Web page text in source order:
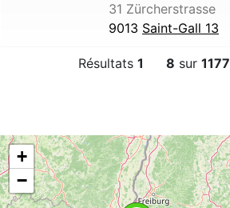
31 Zürcherstrasse
9013 Saint-Gall 13
Résultats 1 8 sur 1177
+
−